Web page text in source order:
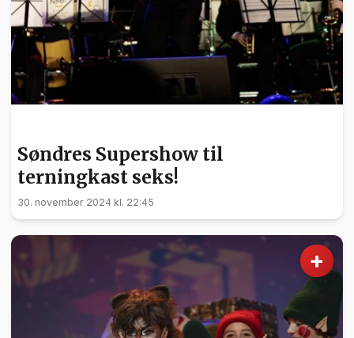
Søndres Supershow til
terningkast seks!
30. november 2024 kl. 22:45
+